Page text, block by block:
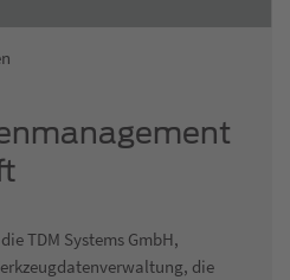
TDM Systems GmbH,
die